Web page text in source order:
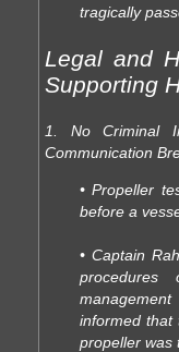
tragically
Legal and
Supporting
1. No Criminal
Communication
• Propeller
before a
• Captain
informed that
propeller was